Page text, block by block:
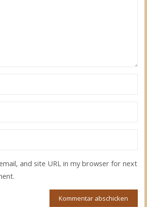
and site URL in my browser for next